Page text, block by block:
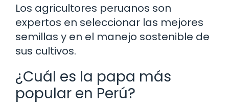
Los agricultores peruanos son
expertos en seleccionar las mejores
semillas y en el manejo sostenible de
sus cultivos.
¿Cuál es la papa más
popular en Perú?